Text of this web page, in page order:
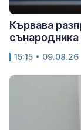
Кървава
сънародника
15:15 • 09.08.26